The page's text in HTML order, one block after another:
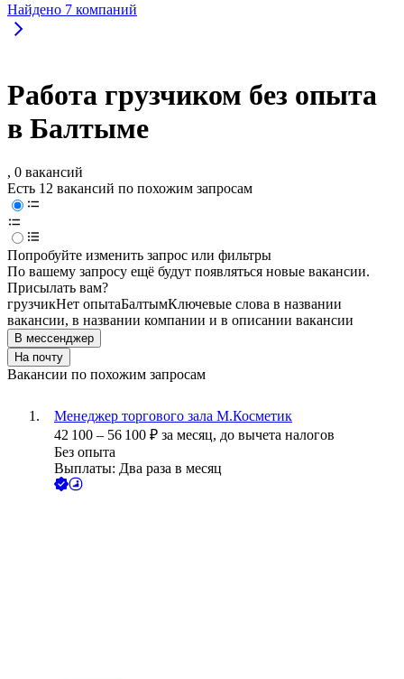
Найдено 7 компаний
Работа грузчиком без опыта
в Балтыме
, 0 вакансий
Есть 12 вакансий по похожим запросам
Попробуйте изменить запрос или фильтры
По вашему запросу ещё будут появляться новые вакансии.
Присылать вам?
грузчикНет опытаБалтымКлючевые слова в названии
вакансии, в названии компании и в описании вакансии
В мессенджер
На почту
Вакансии по похожим запросам
Менеджер торгового зала М.Косметик
42 100 – 56 100 ₽ за месяц, до вычета налогов
Без опыта
Выплаты: Два раза в месяц